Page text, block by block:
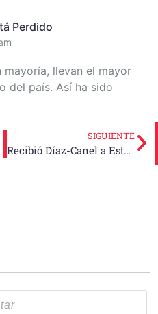
Está Perdido
mayoría, llevan el mayor
del país. Así ha sido
SIGUIENTE
Recibió Díaz-Canel a Estela de Carlotto